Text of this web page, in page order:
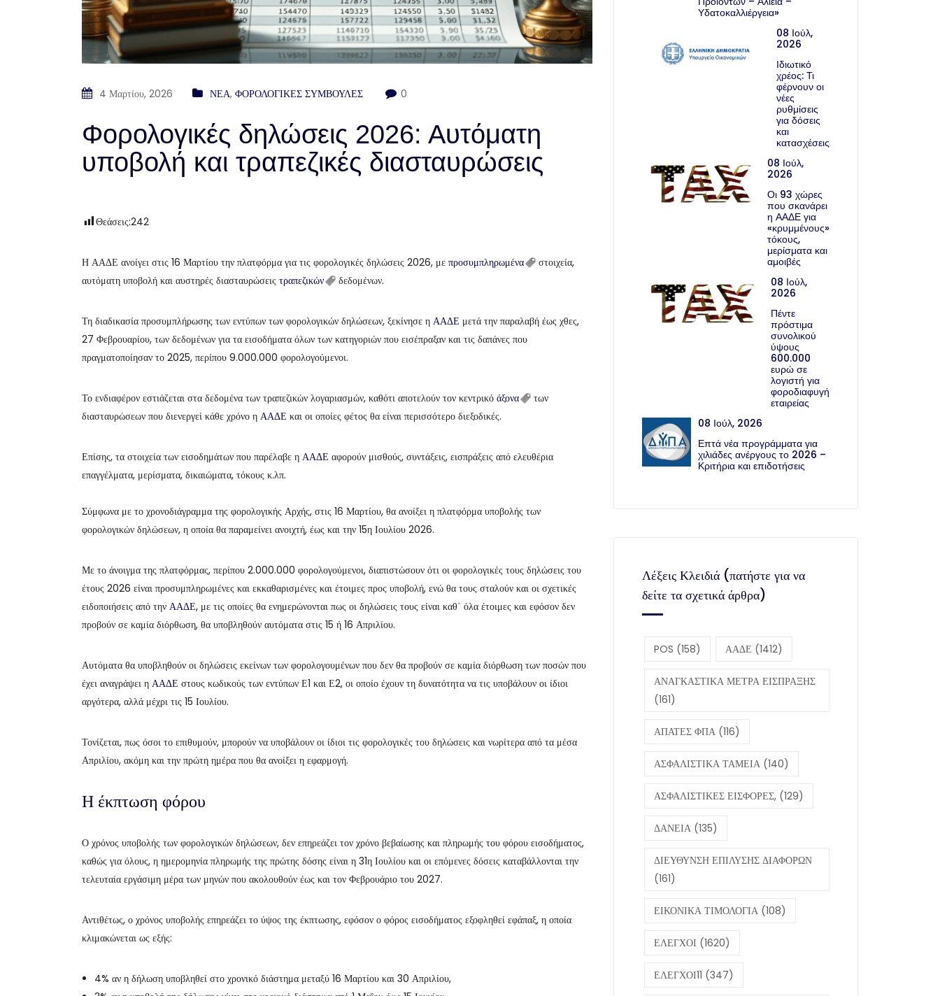
4 Μαρτίου, 2026 ΝΕΑ, ΦΟΡΟΛΟΓΙΚΕΣ ΣΥΜΒΟΥΛΕΣ 0
Φορολογικές δηλώσεις 2026: Αυτόματη
υποβολή και τραπεζικές διασταυρώσεις
Θεάσεις:242
Η ΑΑΔΕ ανοίγει στις 16 Μαρτίου την πλατφόρμα για τις φορολογικές δηλώσεις 2026, με προσυμπληρωμένα
στοιχεία,
αυτόματη υποβολή και αυστηρές διασταυρώσεις τραπεζικών δεδομένων.
Τη διαδικασία προσυμπλήρωσης των εντύπων των φορολογικών δηλώσεων, ξεκίνησε η ΑΑΔΕ μετά την παραλαβή έως χθες,
27 Φεβρουαρίου, των δεδομένων για τα εισοδήματα όλων των κατηγοριών που εισέπραξαν και τις δαπάνες που
πραγματοποίησαν το 2025, περίπου 9.000.000 φορολογούμενοι.
Το ενδιαφέρον εστιάζεται στα δεδομένα των τραπεζικών λογαριασμών, καθότι αποτελούν τον κεντρικό άξονα
των
διασταυρώσεων που διενεργεί κάθε χρόνο η ΑΑΔΕ και οι οποίες φέτος θα είναι περισσότερο διεξοδικές.
Επίσης, τα στοιχεία των εισοδημάτων που παρέλαβε η ΑΑΔΕ αφορούν μισθούς, συντάξεις, εισπράξεις από ελευθέρια
επαγγέλματα, μερίσματα, δικαιώματα, τόκους κ.λπ.
Σύμφωνα με το χρονοδιάγραμμα της φορολογικής Αρχής, στις 16 Μαρτίου, θα ανοίξει η πλατφόρμα υποβολής των
φορολογικών δηλώσεων, η οποία θα παραμείνει ανοιχτή, έως και την 15η Ιουλίου 2026.
Με το άνοιγμα της πλατφόρμας, περίπου 2.000.000 φορολογούμενοι, διαπιστώσουν ότι οι φορολογικές τους δηλώσεις του
έτους 2026 είναι προσυμπληρωμένες και εκκαθαρισμένες και έτοιμες προς υποβολή, ενώ θα τους σταλούν και οι σχετικές
ειδοποιήσεις από την ΑΑΔΕ, με τις οποίες θα ενημερώνονται πως οι δηλώσεις τους είναι καθ΄ όλα έτοιμες και εφόσον δεν
προβούν σε καμία διόρθωση, θα υποβληθούν αυτόματα στις 15 ή 16 Απριλίου.
Αυτόματα θα υποβληθούν οι δηλώσεις εκείνων των φορολογουμένων που δεν θα προβούν σε καμία διόρθωση των ποσών που
έχει αναγράψει η ΑΑΔΕ στους κωδικούς των εντύπων Ε1 και Ε2, οι οποίο έχουν τη δυνατότητα να τις υποβάλουν οι ίδιοι
αργότερα, αλλά μέχρι τις 15 Ιουλίου.
Τονίζεται, πως όσοι το επιθυμούν, μπορούν να υποβάλουν οι ίδιοι τις φορολογικές του δηλώσεις και νωρίτερα από τα μέσα
Απριλίου, ακόμη και την πρώτη ημέρα που θα ανοίξει η εφαρμογή.
Η έκπτωση φόρου
Ο χρόνος υποβολής των φορολογικών δηλώσεων, δεν επηρεάζει τον χρόνο βεβαίωσης και πληρωμής του φόρου εισοδήματος,
καθώς για όλους, η ημερομηνία πληρωμής της πρώτης δόσης είναι η 31η Ιουλίου και οι επόμενες δόσεις καταβάλλονται την
τελευταία εργάσιμη μέρα των μηνών που ακολουθούν έως και τον Φεβρουάριο του 2027.
Αντιθέτως, ο χρόνος υποβολής επηρεάζει το ύψος της έκπτωσης, εφόσον ο φόρος εισοδήματος εξοφληθεί εφάπαξ, η οποία
κλιμακώνεται ως εξής:
4% αν η δήλωση υποβληθεί στο χρονικό διάστημα μεταξύ 16 Μαρτίου και 30 Απριλίου,
Υδατοκαλλιέργεια»
08 Ιούλ,
2026
Ιδιωτικό
χρέος: Τι
φέρνουν οι
νέες
ρυθμίσεις
για δόσεις
και
κατασχέσεις
08 Ιούλ,
2026
Οι 93 χώρες
που σκανάρει
η ΑΑΔΕ για
«κρυμμένους»
τόκους,
μερίσματα και
αμοιβές
08 Ιούλ,
2026
Πέντε
πρόστιμα
συνολικού
ύψους
600.000
ευρώ σε
λογιστή για
φοροδιαφυγή
εταιρείας
08 Ιούλ, 2026
Επτά νέα προγράμματα για
χιλιάδες ανέργους το 2026 –
Κριτήρια και επιδοτήσεις
Λέξεις Κλειδιά (πατήστε για να
δείτε τα σχετικά άρθρα)
POS (158) ΑΑΔΕ (1412)
ΑΝΑΓΚΑΣΤΙΚΑ ΜΕΤΡΑ ΕΙΣΠΡΑΞΗΣ
(161)
ΑΠΑΤΕΣ ΦΠΑ (116)
ΑΣΦΑΛΙΣΤΙΚΑ ΤΑΜΕΙΑ (140)
ΑΣΦΑΛΙΣΤΙΚΕΣ ΕΙΣΦΟΡΕΣ, (129)
ΔΑΝΕΙΑ (135)
ΔΙΕΥΘΥΝΣΗ ΕΠΙΛΥΣΗΣ ΔΙΑΦΟΡΩΝ
(161)
ΕΙΚΟΝΙΚΑ ΤΙΜΟΛΟΓΙΑ (108)
ΕΛΕΓΧΟΙ (1620)
ΕΛΕΓΧΟΙ11 (347)